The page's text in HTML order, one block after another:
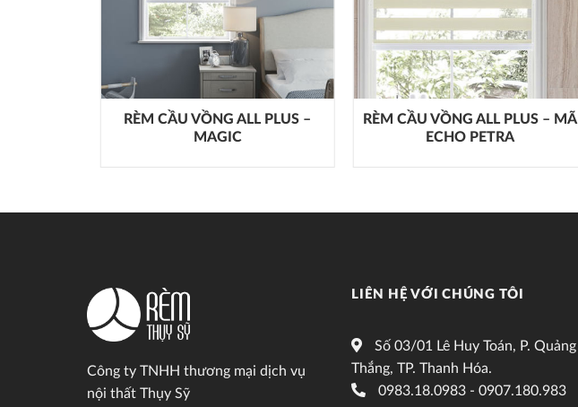
RÈM CẦU VỒNG ALL PLUS –
MAGIC
RÈM CẦU VỒNG ALL PLUS – MÃ
ECHO PETRA
Công ty TNHH thương mại dịch vụ
nội thất Thụy Sỹ
LIÊN HỆ VỚI CHÚNG TÔI
Số 03/01 Lê Huy Toán, P. Quảng
Thắng, TP. Thanh Hóa.
0983.18.0983 - 0907.180.983